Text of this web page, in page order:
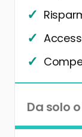
Da solo